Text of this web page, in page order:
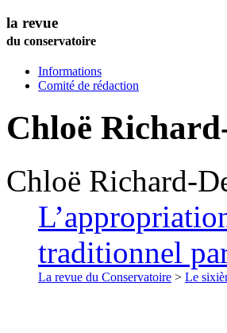
la revue
du conservatoire
Informations
Comité de rédaction
Chloë
Chloë Richard-
traditionnel
La revue du Conservatoire > Le